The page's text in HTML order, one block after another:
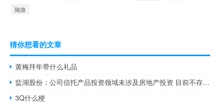
陆游
猜你想看的文章
黄梅拜年带什么礼品
盐湖股份：公司信托产品投资领域未涉及房地产投资 目前不存在无法兑付的情况
3Q什么梗